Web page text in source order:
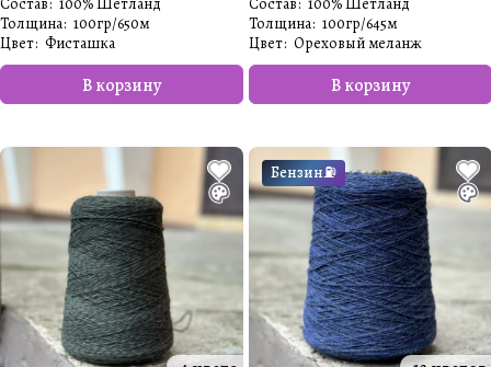
В корзину
Толщина: 100гр/650м
Цвет: Фисташка
В корзину
Толщина: 100гр/645м
Цвет: Ореховый меланж
Бензин⛽️